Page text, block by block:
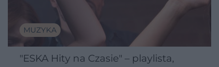
MUZYKA
"ESKA Hity na Czasie" – playlista,